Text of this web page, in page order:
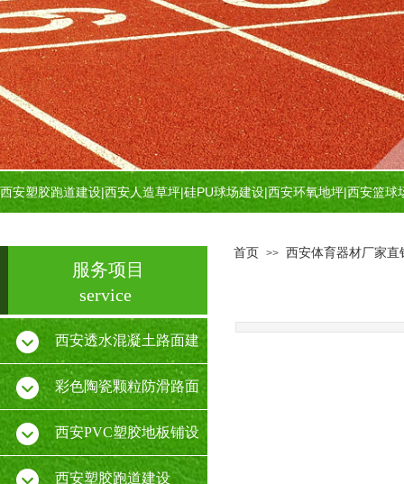
西安塑胶跑道建设|西安人造草坪|硅PU球场建设|西安环氧地坪|西安篮球
服务项目
service
首页 >> 西安体育器材厂家直
西安透水混凝土路面建
设 彩色陶瓷颗粒防滑路面
施工 西安PVC塑胶地板铺设
厂家 西安塑胶跑道建设